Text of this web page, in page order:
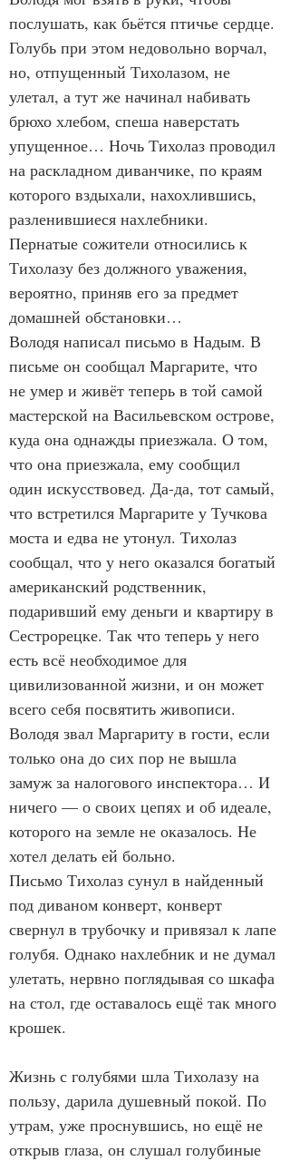
послушать, как бьётся птичье сердце.
Голубь при этом недовольно ворчал,
но, отпущенный Тихолазом, не
улетал, а тут же начинал набивать
брюхо хлебом, спеша наверстать
упущенное… Ночь Тихолаз проводил
на раскладном диванчике, по краям
которого вздыхали, нахохлившись,
разленившиеся нахлебники.
Пернатые сожители относились к
Тихолазу без должного уважения,
вероятно, приняв его за предмет
домашней обстановки…
Володя написал письмо в Надым. В
письме он сообщал Маргарите, что
не умер и живёт теперь в той самой
мастерской на Васильевском острове,
куда она однажды приезжала. О том,
что она приезжала, ему сообщил
один искусствовед. Да-да, тот самый,
что встретился Маргарите у Тучкова
моста и едва не утонул. Тихолаз
сообщал, что у него оказался богатый
американский родственник,
подаривший ему деньги и квартиру в
Сестрорецке. Так что теперь у него
есть всё необходимое для
цивилизованной жизни, и он может
всего себя посвятить живописи.
Володя звал Маргариту в гости, если
только она до сих пор не вышла
замуж за налогового инспектора… И
ничего — о своих цепях и об идеале,
которого на земле не оказалось. Не
хотел делать ей больно.
Письмо Тихолаз сунул в найденный
под диваном конверт, конверт
свернул в трубочку и привязал к лапе
голубя. Однако нахлебник и не думал
улетать, нервно поглядывая со шкафа
на стол, где оставалось ещё так много
крошек.
Жизнь с голубями шла Тихолазу на
пользу, дарила душевный покой. По
утрам, уже проснувшись, но ещё не
открыв глаза, он слушал голубиные